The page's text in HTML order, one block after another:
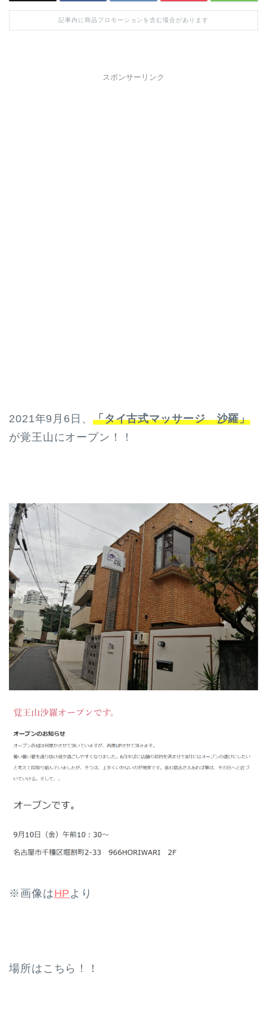
記事内に商品プロモーションを含む場合があります
スポンサーリンク
2021年9月6日、 「タイ古式マッサージ沙羅」
が覚王山にオープン！！
※画像はHP より
場所はこちら！！